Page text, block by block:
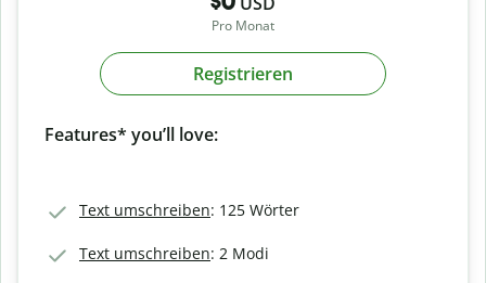
Pro Monat
Registrieren
Features* you’ll love:
Text umschreiben: 125 Wörter
Text umschreiben: 2 Modi